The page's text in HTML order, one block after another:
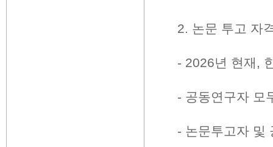
2. 논문 투고 자
- 2026년 현재 ,
- 공동연구자 모
- 논문투고자 및